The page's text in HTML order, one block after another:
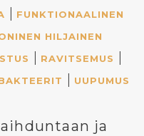
FUNKTIONAALINEN
HILJAINEN
RAVITSEMUS
UUPUMUS
ja